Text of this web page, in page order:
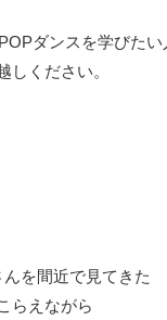
ダンスを学びたい
しください。
を間近で見てきた
らえながら